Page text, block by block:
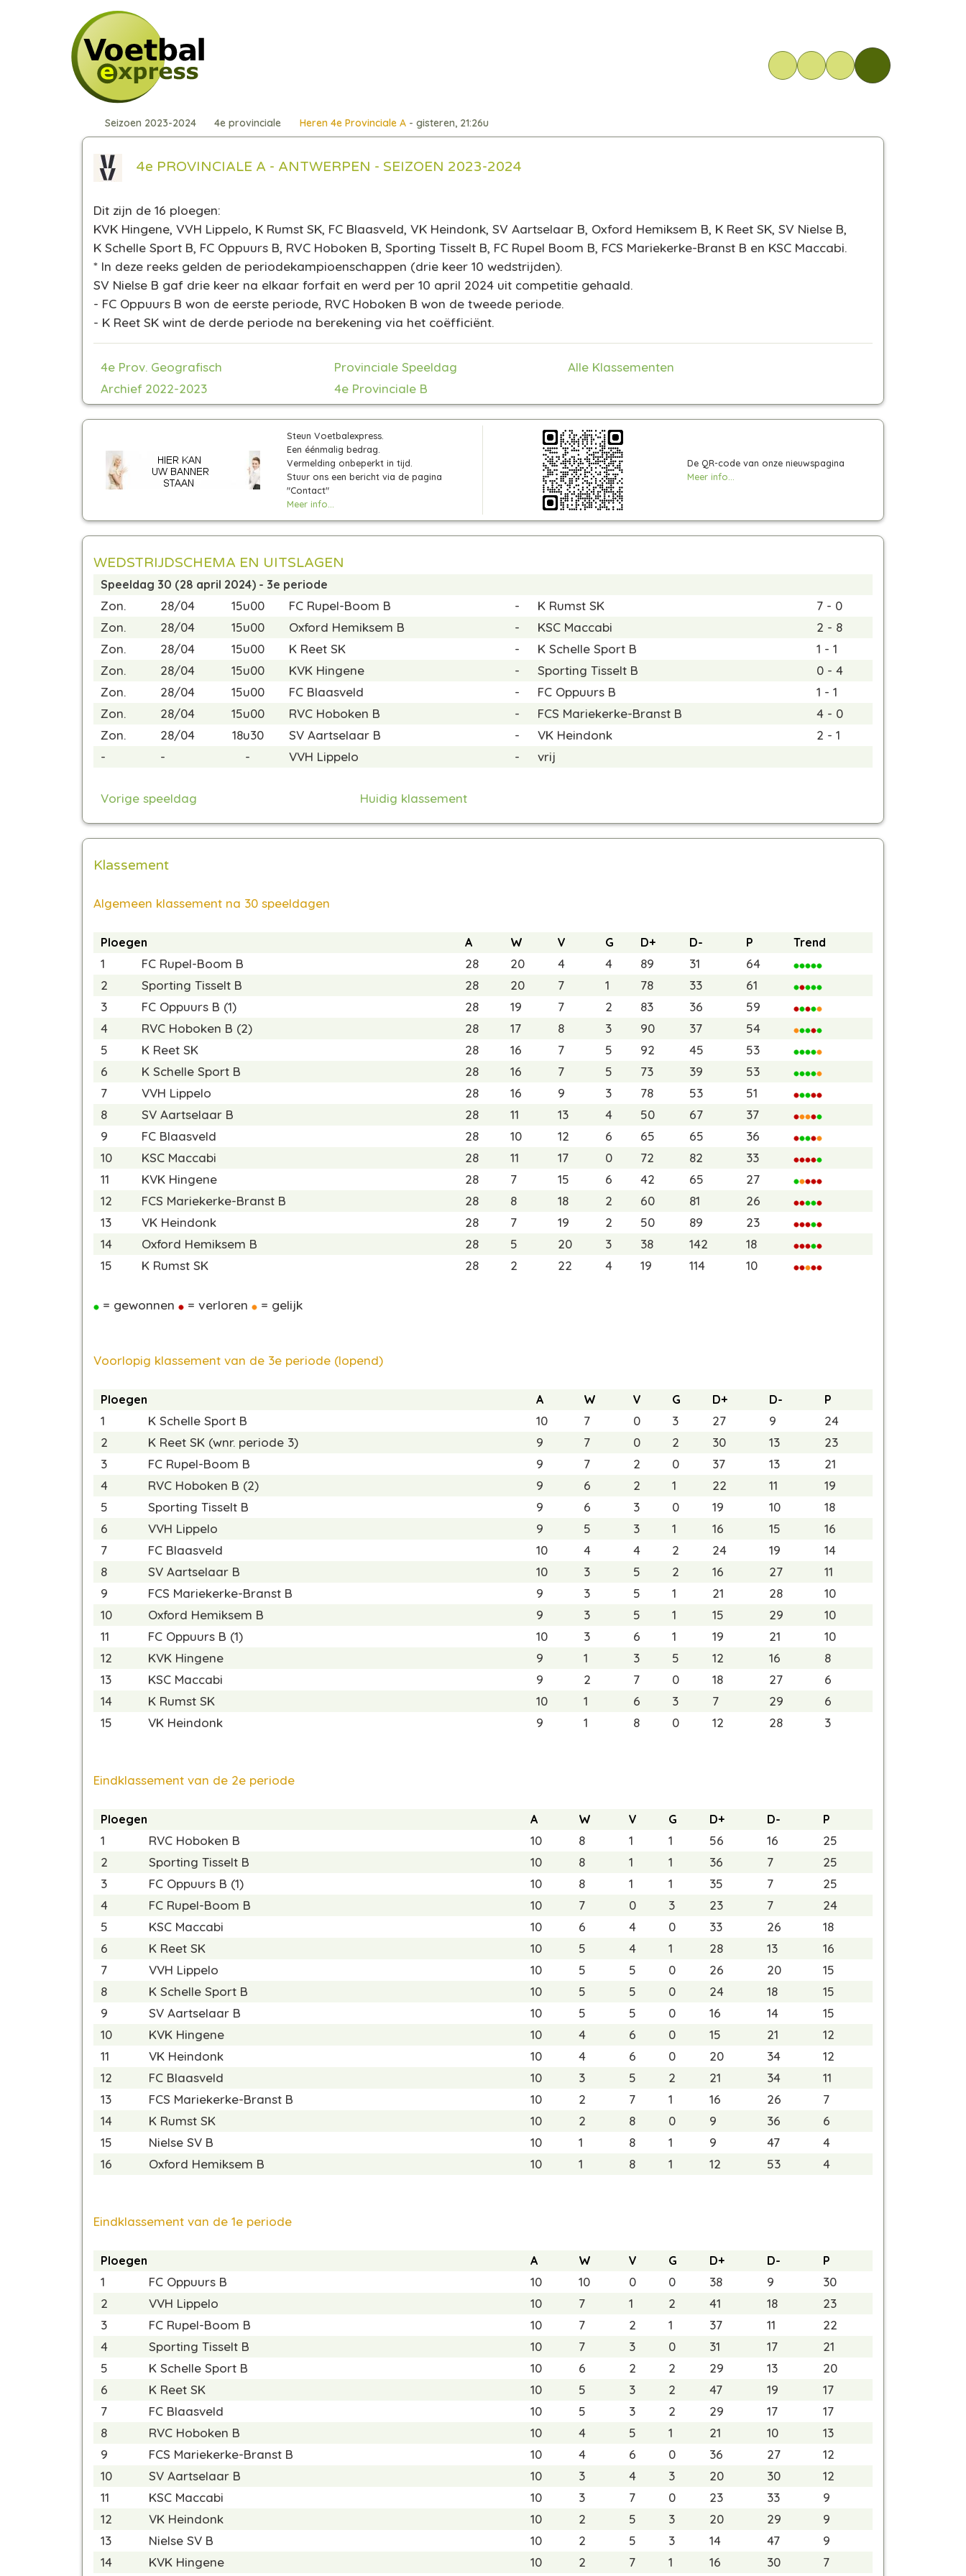
Seizoen 2023-2024 4e provinciale Heren 4e Provinciale A- gisteren, 21:26u
4e PROVINCIALE A - ANTWERPEN - SEIZOEN 2023-2024
Dit zijn de 16 ploegen:
KVK Hingene, VVH Lippelo, K Rumst SK, FC Blaasveld, VK Heindonk, SV Aartselaar B, Oxford Hemiksem B, K Reet SK, SV Nielse B,
K Schelle Sport B, FC Oppuurs B, RVC Hoboken B, Sporting Tisselt B, FC Rupel Boom B, FCS Mariekerke-Branst B en KSC Maccabi.
* In deze reeks gelden de periodekampioenschappen (drie keer 10 wedstrijden).
SV Nielse B gaf drie keer na elkaar forfait en werd per 10 april 2024 uit competitie gehaald.
- FC Oppuurs B won de eerste periode, RVC Hoboken B won de tweede periode.
- K Reet SK wint de derde periode na berekening via het coëfficiënt.
4e Prov. Geografisch Provinciale Speeldag
Alle Klassementen
Archief 2022-2023
4e Provinciale B
Steun Voetbalexpress.
Een éénmalig bedrag.
Vermelding onbeperkt in tijd.
Stuur ons een bericht via de pagina
"Contact"
Meer info...
De QR-code van onze nieuwspagina
Meer info...
WEDSTRIJDSCHEMA EN UITSLAGEN
Speeldag 30 (28 april 2024) - 3e periode
Zon. 28/04 15u00 FC Rupel-Boom B - K Rumst SK
7 - 0
Zon.
28/04 15u00 Oxford Hemiksem B - KSC Maccabi
2 - 8
Zon.
28/04 15u00 K Reet SK - K Schelle Sport B
1 - 1
Zon.
28/04 15u00 KVK Hingene - Sporting Tisselt B
0 - 4
Zon.
28/04 15u00 FC Blaasveld - FC Oppuurs B
1 - 1
Zon.
28/04 15u00 RVC Hoboken B - FCS Mariekerke-Branst B
4 - 0
Zon.
28/04 18u30 SV Aartselaar B - VK Heindonk
2 - 1
-
- - VVH Lippelo - vrij
Vorige speeldag Huidig klassement
Klassement
Algemeen klassement na 30 speeldagen
Ploegen A W V G D+ D- P Trend
1 FC Rupel-Boom B 28 20 4 4 89 31
64
2
Sporting Tisselt B 28 20 7 1 78 33
61
3
FC Oppuurs B (1) 28 19 7 2 83 36
59
4
RVC Hoboken B (2) 28 17 8 3 90 37
54
5
K Reet SK 28 16 7 5 92 45
53
6
K Schelle Sport B 28 16 7 5 73 39
53
7
VVH Lippelo 28 16 9 3 78 53
51
8
SV Aartselaar B 28 11 13 4 50 67
37
9
FC Blaasveld 28 10 12 6 65 65
36
10
KSC Maccabi 28 11 17 0 72 82
33
11
KVK Hingene 28 7 15 6 42 65
27
12
FCS Mariekerke-Branst B 28 8 18 2 60 81
26
13
VK Heindonk 28 7 19 2 50 89
23
14
Oxford Hemiksem B 28 5 20 3 38 142
18
15
K Rumst SK 28 2 22 4 19 114 10
= gewonnen = verloren = gelijk
Voorlopig klassement van de 3e periode (lopend)
Ploegen A W V G D+ D- P
1 K Schelle Sport B 10 7 0 3 27 9
24
2
K Reet SK (wnr. periode 3) 9 7 0 2 30 13
23
3
FC Rupel-Boom B 9 7 2 0 37 13
21
4
RVC Hoboken B (2) 9 6 2 1 22 11
19
5
Sporting Tisselt B 9 6 3 0 19 10
18
6
VVH Lippelo 9 5 3 1 16 15
16
7
FC Blaasveld 10 4 4 2 24 19
14
8
SV Aartselaar B 10 3 5 2 16 27
11
9
FCS Mariekerke-Branst B 9 3 5 1 21 28
10
10
Oxford Hemiksem B 9 3 5 1 15 29
10
11
FC Oppuurs B (1) 10 3 6 1 19 21
10
12
KVK Hingene 9 1 3 5 12 16
8
13
KSC Maccabi 9 2 7 0 18 27
6
14
K Rumst SK 10 1 6 3 7 29
6
15
VK Heindonk 9 1 8 0 12 28 3
Eindklassement van de 2e periode
Ploegen A W V G D+ D- P
1 RVC Hoboken B 10 8 1 1 56 16
25
2
Sporting Tisselt B 10 8 1 1 36 7
25
3
FC Oppuurs B (1) 10 8 1 1 35 7
25
4
FC Rupel-Boom B 10 7 0 3 23 7
24
5
KSC Maccabi 10 6 4 0 33 26
18
6
K Reet SK 10 5 4 1 28 13
16
7
VVH Lippelo 10 5 5 0 26 20
15
8
K Schelle Sport B 10 5 5 0 24 18
15
9
SV Aartselaar B 10 5 5 0 16 14
15
10
KVK Hingene 10 4 6 0 15 21
12
11
VK Heindonk 10 4 6 0 20 34
12
12
FC Blaasveld 10 3 5 2 21 34
11
13
FCS Mariekerke-Branst B 10 2 7 1 16 26
7
14
K Rumst SK 10 2 8 0 9 36
6
15
Nielse SV B 10 1 8 1 9 47
4
16
Oxford Hemiksem B 10 1 8 1 12 53 4
Eindklassement van de 1e periode
Ploegen A W V G D+ D- P
1 FC Oppuurs B 10 10 0 0 38 9
30
2
VVH Lippelo 10 7 1 2 41 18
23
3
FC Rupel-Boom B 10 7 2 1 37 11
22
4
Sporting Tisselt B 10 7 3 0 31 17
21
5
K Schelle Sport B 10 6 2 2 29 13
20
6
K Reet SK 10 5 3 2 47 19
17
7
FC Blaasveld 10 5 3 2 29 17
17
8
RVC Hoboken B 10 4 5 1 21 10
13
9
FCS Mariekerke-Branst B 10 4 6 0 36 27
12
10
SV Aartselaar B 10 3 4 3 20 30
12
11
KSC Maccabi 10 3 7 0 23 33
9
12
VK Heindonk 10 2 5 3 20 29
9
13
Nielse SV B 10 2 5 3 14 47
9
14
KVK Hingene 10 2 7 1 16 30 7